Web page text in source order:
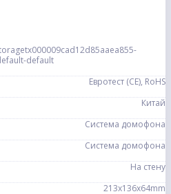
default
Евротест (СЕ), RoHS
Китай
Система домофона
Система домофона
На стену
213x136x64mm